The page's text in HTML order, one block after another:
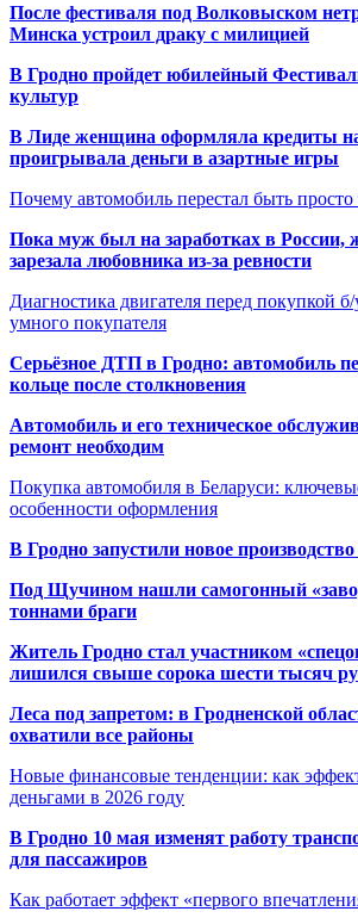
После фестиваля под Волковыском
Минска устроил драку с милицией
В Гродно пройдет юбилейный
культур
В Лиде женщина оформляла кредиты
проигрывала деньги в азартные игры
Почему автомобиль перестал быть
Пока муж был на заработках в России,
зарезала любовника из-за ревности
Диагностика двигателя перед покупкой
умного покупателя
Серьёзное ДТП в Гродно: автомобиль
кольце после столкновения
Автомобиль и его техническое
ремонт необходим
Покупка автомобиля в Беларуси:
особенности оформления
В Гродно запустили новое производство
Под Щучином нашли самогонный
тоннами браги
Житель Гродно стал участником
лишился свыше сорока шести тысяч
Леса под запретом: в Гродненской
охватили все районы
Новые финансовые тенденции: как
деньгами в 2026 году
В Гродно 10 мая изменят работу
для пассажиров
Как работает эффект «первого